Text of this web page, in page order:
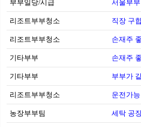
부부일당/시급 서울부부
리조트부부청소 직장 구
리조트부부청소 손재주
기타부부 손재주
기타부부 부부가
리조트부부청소 운전가
농장부부팀 세탁 공